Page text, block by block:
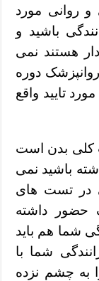
روانی مورد
باشید و
هستند نمی
دوره
تایید واقع
کلی بدن است
باشید نمی
در تست های
حضور داشته
شما هم باید
شما با
به چشم نزده